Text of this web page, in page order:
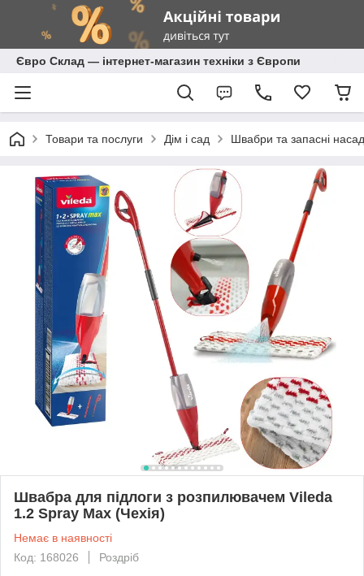
Євро Склад — інтернет-магазин техніки з Європи
Товари та послуги Дім і сад Швабри та запасні
Швабра для підлоги з розпилювачем Vileda
1.2 Spray Max (Чехія)
Немає в наявності
Код: 168026
Роздріб